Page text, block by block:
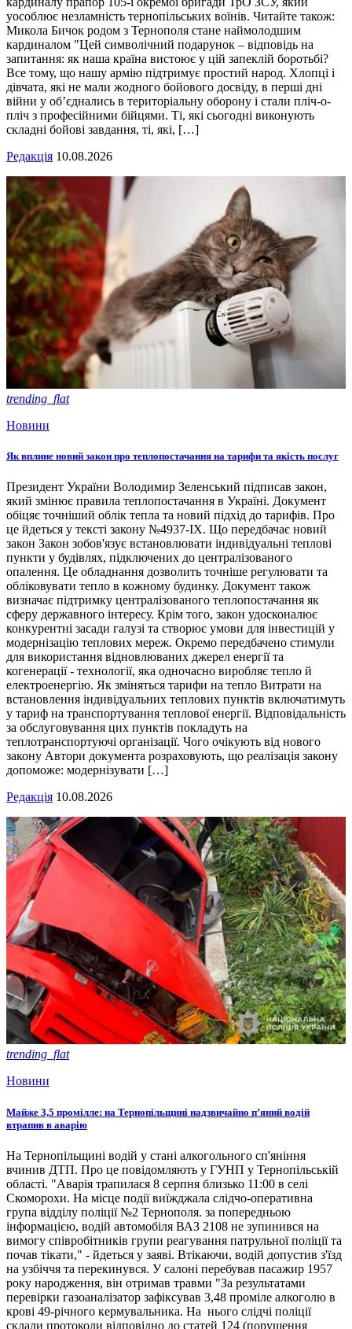
уособлює незламність тернопільських воїнів. Читайте також:
Микола Бичок родом з Тернополя стане наймолодшим
кардиналом "Цей символічний подарунок – відповідь на
запитання: як наша країна вистоює у цій запеклій боротьбі?
Все тому, що нашу армію підтримує простий народ. Хлопці і
дівчата, які не мали жодного бойового досвіду, в перші дні
війни у об’єднались в територіальну оборону і стали пліч-о-
пліч з професійними бійцями. Ті, які сьогодні виконують
складні бойові завдання, ті, які, […]
Редакція 10.08.2026
trending_flat
Новини
Як вплине новий закон про теплопостачання на тарифи та якість послуг
Президент України Володимир Зеленський підписав закон,
який змінює правила теплопостачання в Україні. Документ
обіцяє точніший облік тепла та новий підхід до тарифів. Про
це йдеться у тексті закону №4937-ІХ. Що передбачає новий
закон Закон зобов'язує встановлювати індивідуальні теплові
пункти у будівлях, підключених до централізованого
опалення. Це обладнання дозволить точніше регулювати та
обліковувати тепло в кожному будинку. Документ також
визначає підтримку централізованого теплопостачання як
сферу державного інтересу. Крім того, закон удосконалює
конкурентні засади галузі та створює умови для інвестицій у
модернізацію теплових мереж. Окремо передбачено стимули
для використання відновлюваних джерел енергії та
когенерації - технології, яка одночасно виробляє тепло й
електроенергію. Як зміняться тарифи на тепло Витрати на
встановлення індивідуальних теплових пунктів включатимуть
у тариф на транспортування теплової енергії. Відповідальність
за обслуговування цих пунктів покладуть на
теплотранспортуючі організації. Чого очікують від нового
закону Автори документа розраховують, що реалізація закону
допоможе: модернізувати […]
Редакція 10.08.2026
trending_flat
Новини
Майже 3,5 промілле: на Тернопільщині надзвичайно п’яний водій
втрапив в аварію
На Тернопільщині водій у стані алкогольного сп'яніння
вчинив ДТП. Про це повідомляють у ГУНП у Тернопільській
області. "Аварія трапилася 8 серпня близько 11:00 в селі
Скоморохи. На місце події виїжджала слідчо-оперативна
група відділу поліції №2 Тернополя. за попередньою
інформацією, водій автомобіля ВАЗ 2108 не зупинився на
вимогу співробітників групи реагування патрульної поліції та
почав тікати," - йдеться у заяві. Втікаючи, водій допустив з'їзд
на узбіччя та перекинувся. У салоні перебував пасажир 1957
року народження, він отримав травми "За результатами
перевірки газоаналізатор зафіксував 3,48 проміле алкоголю в
крові 49-річного кермувальника. На нього слідчі поліції
склали протоколи відповідно до статей 124 (порушення